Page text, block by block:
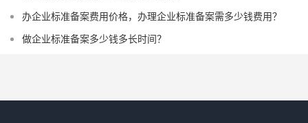
办企业标准备案费用价格，办理企业标准备案需多少钱费用？
做企业标准备案多少钱多长时间？